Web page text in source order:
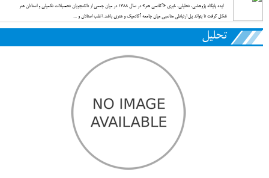
ایده پایگاه پژوهشی، تحلیلی، خبری «آکادمی هنر» در سال 1388 در میان جمعی از دانشجویان تحصیلات تکمیلی و استادان هنر
شکل گرفت تا بتواند پل ارتباطی مناسبی میان جامعه آکادمیک و هنری باشد. اغلب استادان و ...
تحلیل